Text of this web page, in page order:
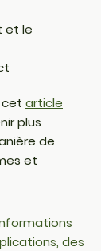
et le
cet article
plus
de
et
des